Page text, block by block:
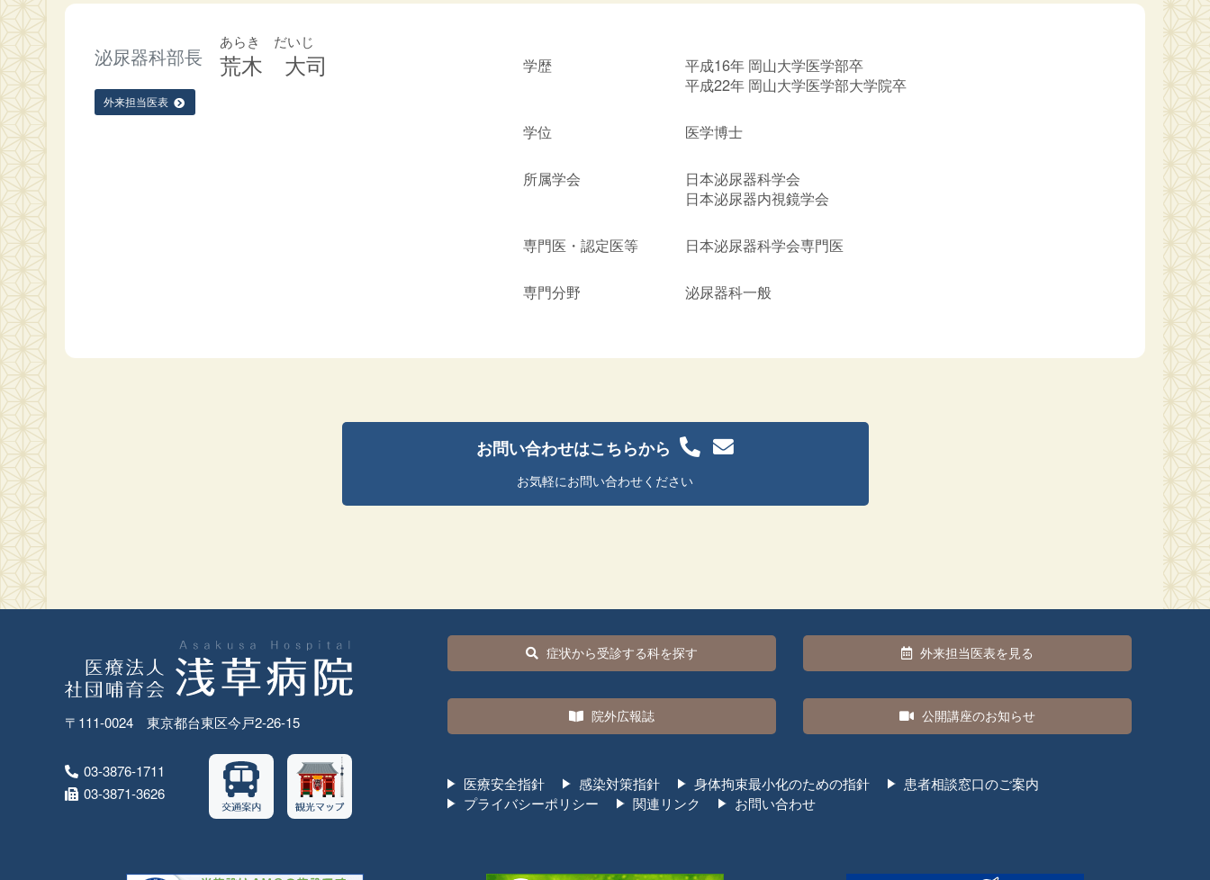
泌尿器科部長
あらき だいじ
荒木 大司
外来担当医表
学歴
平成16年 岡山大学医学部卒
平成22年 岡山大学医学部大学院卒
学位 医学博士
所属学会
日本泌尿器科学会
日本泌尿器内視鏡学会
専門医・認定医等 日本泌尿器科学会専門医
専門分野 泌尿器科一般
お問い合わせはこちらから
お気軽にお問い合わせください
〒111-0024 東京都台東区今戸2-26-15
03-3876-1711
03-3871-3626
症状から受診する科を探す 外来担当医表を見る
院外広報誌 公開講座のお知らせ
医療安全指針 感染対策指針 身体拘束最小化のための指針
患者相談窓口のご案内
プライバシーポリシー
関連リンク お問い合わせ